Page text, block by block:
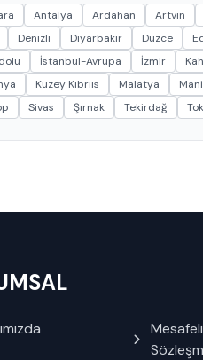
Antalya Ardahan Artvin
Denizli Diyarbakır Düzce
İstanbul-Avrupa İzmir
Kuzey Kıbrııs Malatya
Sivas Şırnak Tekirdağ